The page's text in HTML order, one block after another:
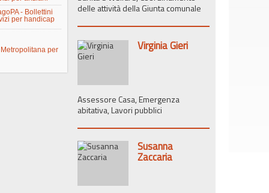
delle attività della Giunta comunale
Virginia Gieri
Assessore Casa, Emergenza
abitativa, Lavori pubblici
Susanna
Zaccaria
- Bollettini
per handicap
per